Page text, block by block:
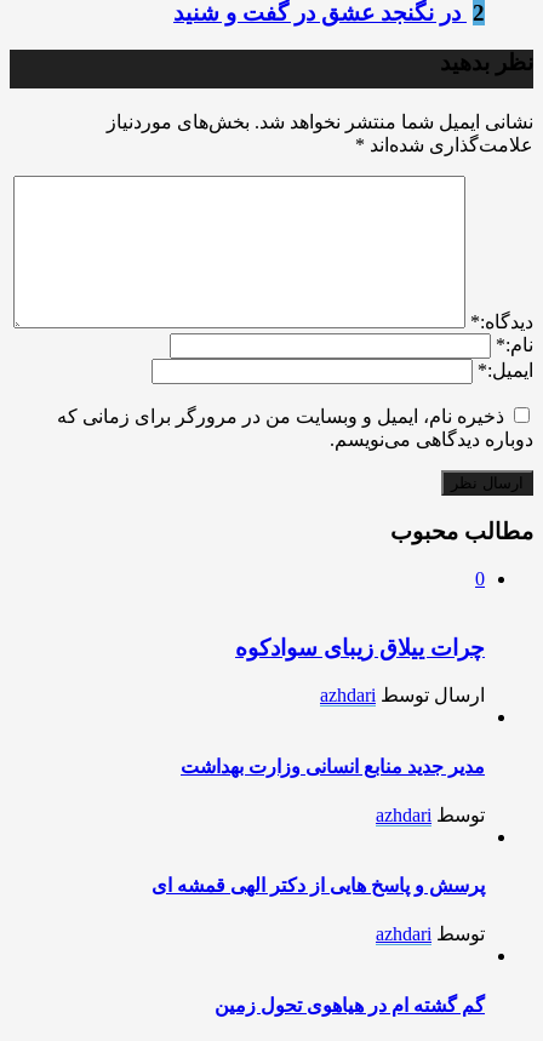
2 ‌ ‏در نگنجد عشق در گفت و شنید
نظر بدهید
نشانی ایمیل شما منتشر نخواهد شد. بخش‌های موردنیاز
علامت‌گذاری شده‌اند *
ديدگاه:*
نام:*
ایمیل:*
ذخیره نام، ایمیل و وبسایت من در مرورگر برای زمانی که
دوباره دیدگاهی می‌نویسم.
مطالب محبوب
0
چرات ییلاق زیبای سوادکوه
ارسال توسط azhdari
مدیر جدید منابع انسانی وزارت بهداشت
توسط azhdari
پرسش و پاسخ هایی از دکتر الهی قمشه ای
توسط azhdari
گم گشته ام در هیاهوی تحول زمین